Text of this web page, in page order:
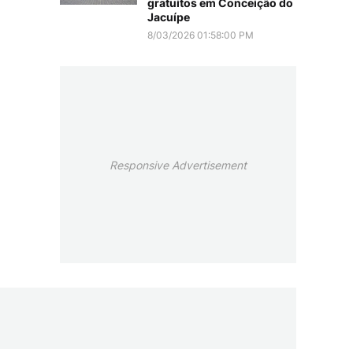
gratuitos em Conceição do
Jacuípe
8/03/2026 01:58:00 PM
Responsive Advertisement